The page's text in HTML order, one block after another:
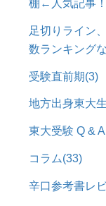
棚←人気記事！
足切りライン
数ランキング
受験直前期(3)
地方出身東大
東大受験 Q & A
コラム(33)
辛口参考書レ